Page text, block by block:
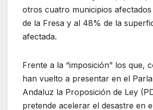
otros cuatro municipios
de la Fresa y al 48% de la
afectada.
Frente a la “imposición” los que,
han vuelto a presentar en el
Andaluz la Proposición de Ley
pretende acelerar el desastre en